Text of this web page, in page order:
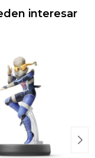
interesar